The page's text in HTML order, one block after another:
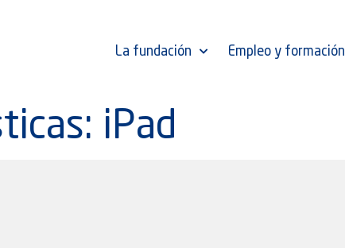
La fundación Empleo y formación
iPad